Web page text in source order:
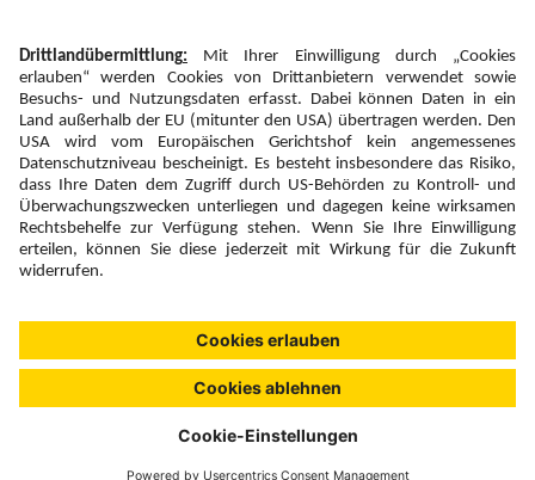
Newsletter:
Anmelden
Fairness und
Unsere Inhalte: Standards und
Meldung
Copyright © 2026 DERTOUR Austria GmbH
Suchen & Filtern